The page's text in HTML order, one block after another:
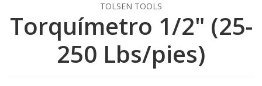
TOLSEN TOOLS
Torquímetro 1/2" (25-
250 Lbs/pies)